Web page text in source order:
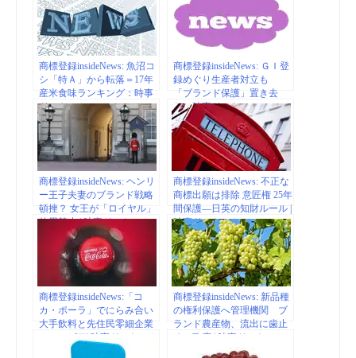
務の高度化・効率化実証的
研究事業を受託：時事ドッ
トコム
商標登録insideNews: 魚沼コ
シ「特Ａ」から転落＝17年
産米食味ランキング：時事
ドットコム
商標登録insideNews: ＧＩ登
録めぐり生産者対立も
「ブランド保護」置き去
り：時事ドットコム
商標登録insideNews: ヘンリ
ー王子夫妻のブランド戦略
頓挫？ 女王が「ロイヤル」
使用禁止 | 時事ドットコム
商標登録insideNews: 不正な
商標出願は排除 意匠権 25年
間保護―日英の知財ルール |
時事ドットコム
商標登録insideNews:「コ
カ・ポーラ」でにらみ合い
大手飲料と先住民零細企業
コロンビア| 時事ドットコム
商標登録insideNews: 新品種
の権利保護へ管理機関 ブ
ランド農産物、流出に歯止
め―政府 | 時事ドットコム